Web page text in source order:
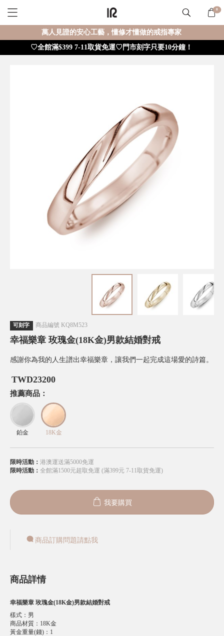
0
萬人見證的安心工藝，懂修才懂做的戒指專家
♡全館滿$399 7-11取貨免運♡門市刻字只要10分鐘！
可刻字 商品編號 KQ8M523
幸福樂章 玫瑰金(18K金)男款結婚對戒
感謝你為我的人生譜出幸福樂章，讓我們一起完成這場愛的詩篇。
TWD23200
推薦商品：
鉑金 18K金
限時活動： 港澳運送滿5000免運
限時活動： 全館滿1500元超取免運 (滿399元 7-11取貨免運)
我要購買
商品訂購問題請點我
商品詳情
幸福樂章 玫瑰金(18K金)男款結婚對戒
樣式 ： 男
商品材質 ： 18K金
黃金重量(錢) ： 1